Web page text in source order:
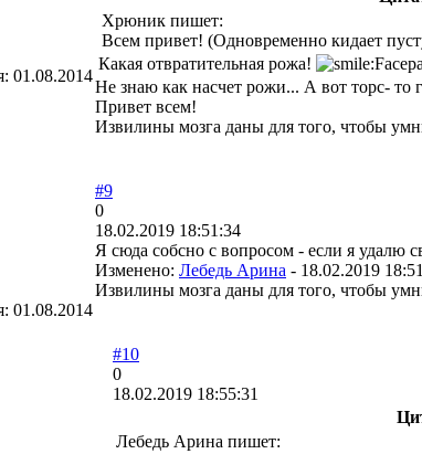
01.08.2014
Хрюник пишет:
Всем привет! (Одновременно кидает
Какая отвратительная рожа!
Не знаю как насчет рожи... А вот торс- то
Привет всем!
Извилины мозга даны для того, чтобы
01.08.2014
#9
0
18.02.2019 18:51:34
Я сюда собсно с вопросом - если я удалю
Изменено: Лебедь Арина - 18.02.2019
Извилины мозга даны для того, чтобы
#10
0
18.02.2019 18:55:31
Лебедь Арина пишет: